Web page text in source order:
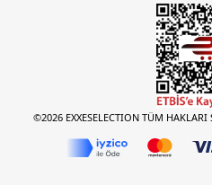
©2026 EXXESELECTION TÜM